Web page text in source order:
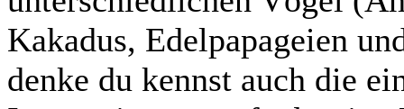
Kakadus, Edelpapageien
denke du kennst auch die